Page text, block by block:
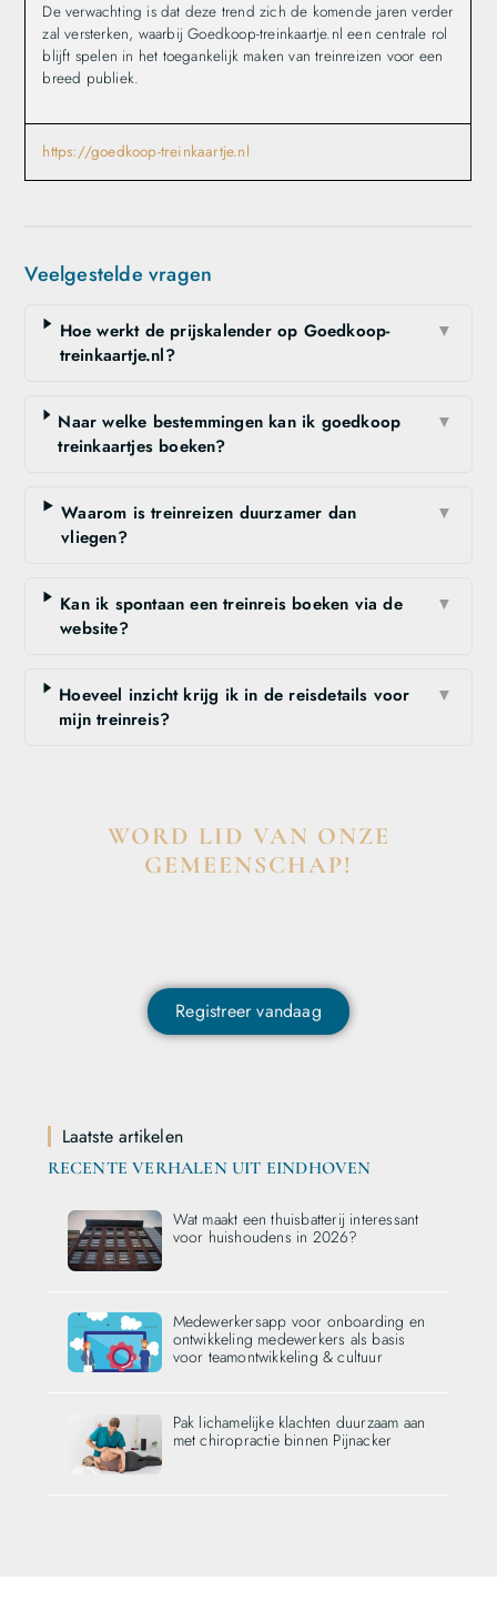
De verwachting is dat deze trend zich de komende jaren verder
zal versterken, waarbij Goedkoop-treinkaartje.nl een centrale rol
blijft spelen in het toegankelijk maken van treinreizen voor een
breed publiek.
https://goedkoop-treinkaartje.nl
Veelgestelde vragen
Hoe werkt de prijskalender op Goedkoop-
treinkaartje.nl?
▼
Naar welke bestemmingen kan ik goedkoop
treinkaartjes boeken?
▼
Waarom is treinreizen duurzamer dan
vliegen?
▼
Kan ik spontaan een treinreis boeken via de
website?
▼
Hoeveel inzicht krijg ik in de reisdetails voor
mijn treinreis?
▼
WORD LID VAN ONZE
GEMEENSCHAP!
Registreer vandaag
Laatste artikelen
RECENTE VERHALEN UIT EINDHOVEN
Wat maakt een thuisbatterij interessant
voor huishoudens in 2026?
Medewerkersapp voor onboarding en
ontwikkeling medewerkers als basis
voor teamontwikkeling & cultuur
Pak lichamelijke klachten duurzaam aan
met chiropractie binnen Pijnacker